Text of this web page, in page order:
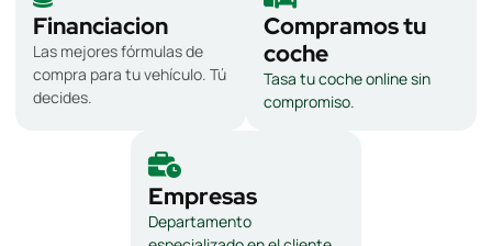
Financiacion
Las mejores fórmulas de
compra para tu vehículo. Tú
decides.
Compramos tu
coche
Tasa tu coche online sin
compromiso.
Empresas
Departamento